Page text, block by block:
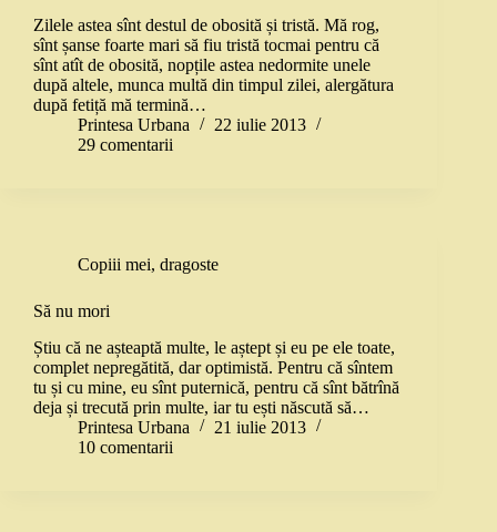
Zilele astea sînt destul de obosită și tristă. Mă rog,
sînt șanse foarte mari să fiu tristă tocmai pentru că
sînt atît de obosită, nopțile astea nedormite unele
după altele, munca multă din timpul zilei, alergătura
după fetiță mă termină…
Printesa Urbana
22 iulie 2013
29 comentarii
Copiii mei, dragoste
Să nu mori
Știu că ne așteaptă multe, le aștept și eu pe ele toate,
complet nepregătită, dar optimistă. Pentru că sîntem
tu și cu mine, eu sînt puternică, pentru că sînt bătrînă
deja și trecută prin multe, iar tu ești născută să…
Printesa Urbana
21 iulie 2013
10 comentarii